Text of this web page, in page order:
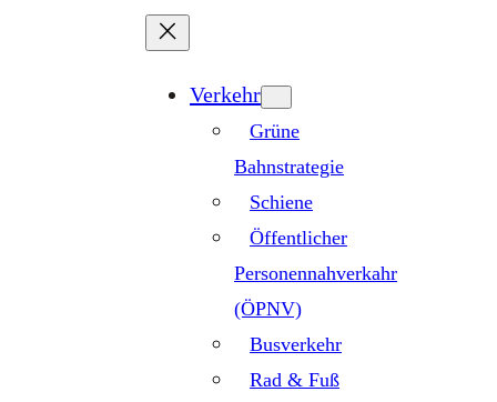
Verkehr
Grüne
Bahnstrategie
Schiene
Öffentlicher
Personennahverkahr
(ÖPNV)
Busverkehr
Rad & Fuß